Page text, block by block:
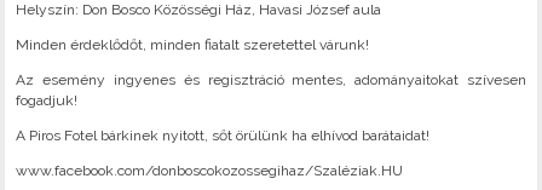
Helyszín: Don Bosco Közösségi Ház, Havasi József aula
Minden érdeklődőt, minden fiatalt szeretettel várunk!
Az esemény ingyenes és regisztráció mentes, adományaitokat szívesen
fogadjuk!
A Piros Fotel bárkinek nyitott, sőt örülünk ha elhívod barátaidat!
www.facebook.com/donboscokozossegihaz/Szaléziak.HU